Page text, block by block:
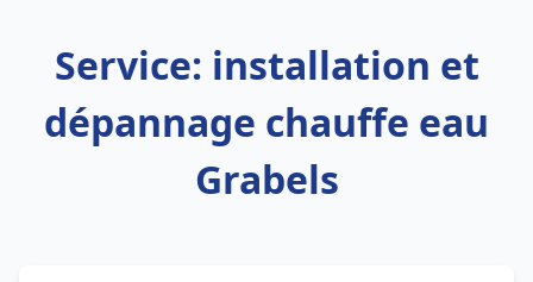
Service: installation et
dépannage chauffe eau
Grabels